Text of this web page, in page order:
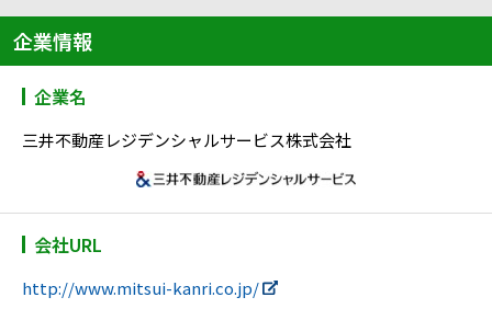
企業情報
企業名
三井不動産レジデンシャルサービス株式会社
会社URL
http://www.mitsui-kanri.co.jp/